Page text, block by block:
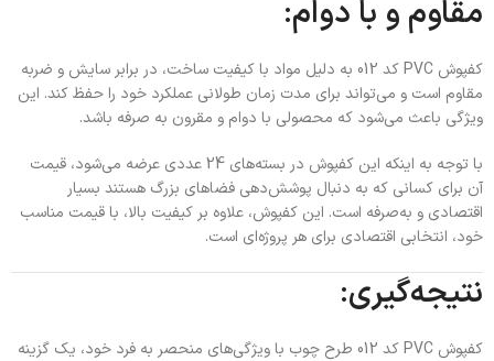
مقاوم و با دوام:
کفپوش PVC کد 012 به دلیل مواد با کیفیت ساخت، در برابر سایش و ضربه
مقاوم است و می‌تواند برای مدت زمان طولانی عملکرد خود را حفظ کند. این
ویژگی باعث می‌شود که محصولی با دوام و مقرون به صرفه باشد.
با توجه به اینکه این کفپوش در بسته‌های 24 عددی عرضه می‌شود، قیمت
آن برای کسانی که به دنبال پوشش‌دهی فضاهای بزرگ هستند بسیار
اقتصادی و به‌صرفه است. این کفپوش، علاوه بر کیفیت بالا، با قیمت مناسب
خود، انتخابی اقتصادی برای هر پروژه‌ای است.
نتیجه‌گیری:
کفپوش PVC کد 012 طرح چوب با ویژگی‌های منحصر به فرد خود، یک گزینه